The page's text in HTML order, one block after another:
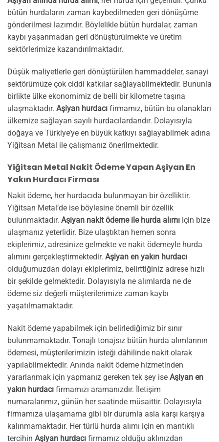
bütün hurdaların zaman kaybedilmeden geri dönüşüme
gönderilmesi lazımdır. Böylelikle bütün hurdalar, zaman
kaybı yaşanmadan geri dönüştürülmekte ve üretim
sektörlerimize kazandırılmaktadır.
Düşük maliyetlerle geri dönüştürülen hammaddeler, sanayi
sektörümüze çok ciddi katkılar sağlayabilmektedir. Bununla
birlikte ülke ekonomimiz de belli bir kilometre taşına
ulaşmaktadır. Aşiyan hurdacı firmamız, bütün bu olanakları
ülkemize sağlayan sayılı hurdacılardandır. Dolayısıyla
doğaya ve Türkiye’ye en büyük katkıyı sağlayabilmek adına
Yiğitsan Metal ile çalışmanız önerilmektedir.
Yiğitsan Metal Nakit Ödeme Yapan Aşiyan En
Yakın Hurdacı Firması
Nakit ödeme, her hurdacıda bulunmayan bir özelliktir.
Yiğitsan Metal’de ise böylesine önemli bir özellik
bulunmaktadır. Aşiyan nakit ödeme ile hurda alımı için bize
ulaşmanız yeterlidir. Bize ulaştıktan hemen sonra
ekiplerimiz, adresinize gelmekte ve nakit ödemeyle hurda
alımını gerçekleştirmektedir. Aşiyan en yakın hurdacı
olduğumuzdan dolayı ekiplerimiz, belirttiğiniz adrese hızlı
bir şekilde gelmektedir. Dolayısıyla ne alımlarda ne de
ödeme siz değerli müşterilerimize zaman kaybı
yaşatılmamaktadır.
Nakit ödeme yapabilmek için belirlediğimiz bir sınır
bulunmamaktadır. Tonajlı tonajsız bütün hurda alımlarının
ödemesi, müşterilerimizin isteği dâhilinde nakit olarak
yapılabilmektedir. Anında nakit ödeme hizmetinden
yararlanmak için yapmanız gereken tek şey ise Aşiyan en
yakın hurdacı firmamızı aramanızdır. İletişim
numaralarımız, günün her saatinde müsaittir. Dolayısıyla
firmamıza ulaşamama gibi bir durumla asla karşı karşıya
kalınmamaktadır. Her türlü hurda alımı için en mantıklı
tercihin Aşiyan hurdacı firmamız olduğu aklınızdan